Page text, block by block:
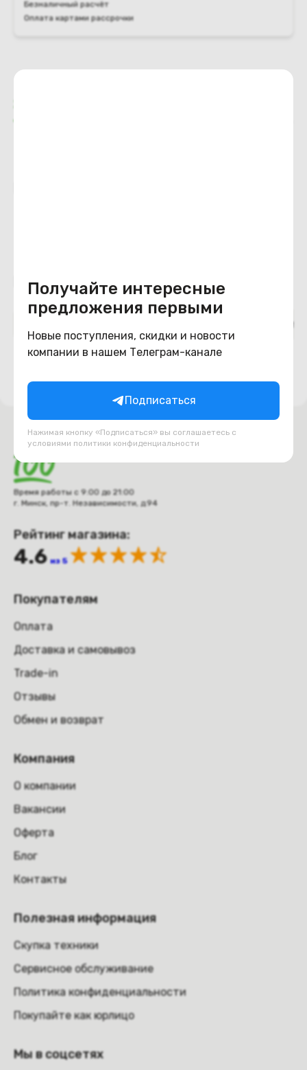
Получайте интересные
предложения первыми
Новые поступления, скидки и новости
компании в нашем Телеграм-канале
Подписаться
Нажимая кнопку «Подписаться» вы соглашаетесь с
условиями политики конфиденциальности
Безналичный расчёт
Оплата картами рассрочки
Подборки товаров в категории
Время работы с 9:00 до 21:00
г. Минск, пр-т. Независимости, д.94
Рейтинг магазина:
4.6 из 5
Покупателям
Оплата
Доставка и самовывоз
Trade-in
Отзывы
Обмен и возврат
Компания
О компании
Вакансии
Оферта
Блог
Контакты
Полезная информация
Скупка техники
Сервисное обслуживание
Политика конфиденциальности
Покупайте как юрлицо
Мы в соцсетях